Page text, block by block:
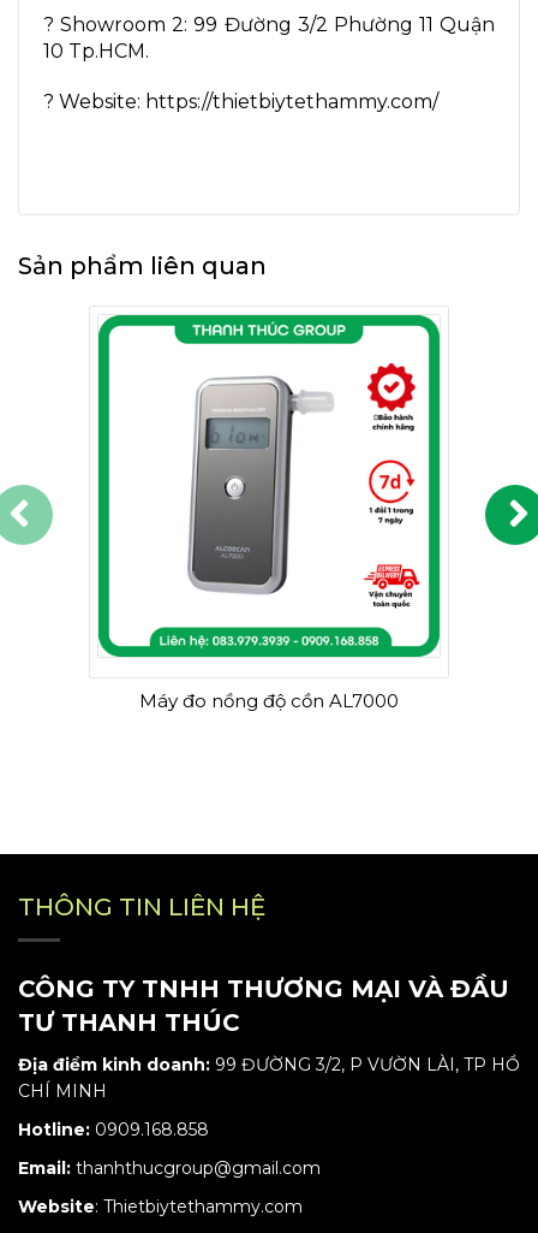
? Showroom 2: 99 Đường 3/2 Phường 11 Quận
10 Tp.HCM.
? Website: https://thietbiytethammy.com/
Sản phẩm liên quan
Máy đo nồng độ cồn AL7000
THÔNG TIN LIÊN HỆ
CÔNG TY TNHH THƯƠNG MẠI VÀ ĐẦU
TƯ THANH THÚC
Địa điểm kinh doanh: 99 ĐƯỜNG 3/2, P VƯỜN LÀI, TP HỒ
CHÍ MINH
Hotline: 0909.168.858
Email: thanhthucgroup@gmail.com
Website: Thietbiytethammy.com